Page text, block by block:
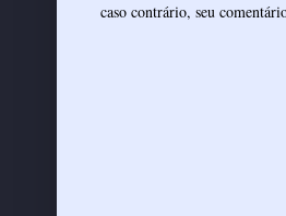
caso contrário, seu